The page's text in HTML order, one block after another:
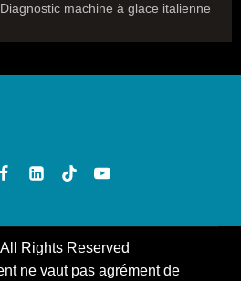
machine à glace italienne
Rights Reserved
ne vaut pas agrément de